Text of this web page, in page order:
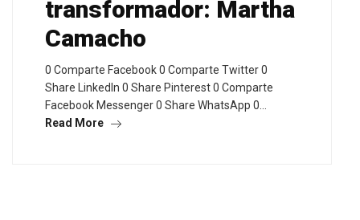
transformador: Martha
Camacho
0 Comparte Facebook 0 Comparte Twitter 0
Share LinkedIn 0 Share Pinterest 0 Comparte
Facebook Messenger 0 Share WhatsApp 0…
Read More